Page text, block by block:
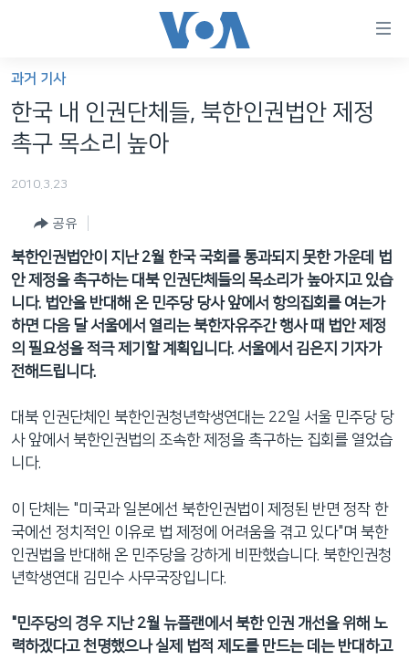
가
능
링
동
네
비
세계
프로그램
주파수 안내
언어 선택
과거 기사
한국 내 인권단체들, 북한인권법안 제정
촉구 목소리 높아
2010.3.23
공유
북한인권법안이 지난 2월 한국 국회를 통과되지 못한 가운데 법
안 제정을 촉구하는 대북 인권단체들의 목소리가 높아지고 있습
니다. 법안을 반대해 온 민주당 당사 앞에서 항의집회를 여는가
하면 다음 달 서울에서 열리는 북한자유주간 행사 때 법안 제정
의 필요성을 적극 제기할 계획입니다. 서울에서 김은지 기자가
전해드립니다.
대북 인권단체인 북한인권청년학생연대는 22일 서울 민주당 당
사 앞에서 북한인권법의 조속한 제정을 촉구하는 집회를 열었습
니다.
이 단체는 "미국과 일본에선 북한인권법이 제정된 반면 정작 한
국에선 정치적인 이유로 법 제정에 어려움을 겪고 있다"며 북한
인권법을 반대해 온 민주당을 강하게 비판했습니다. 북한인권청
년학생연대 김민수 사무국장입니다.
"민주당의 경우 지난 2월 뉴플랜에서 북한 인권 개선을 위해 노
력하겠다고 천명했으나 실제 법적 제도를 만드는 데는 반대하고